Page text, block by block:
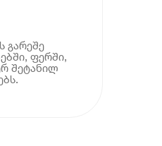
გარეშე
ფერში,
შეტანილ